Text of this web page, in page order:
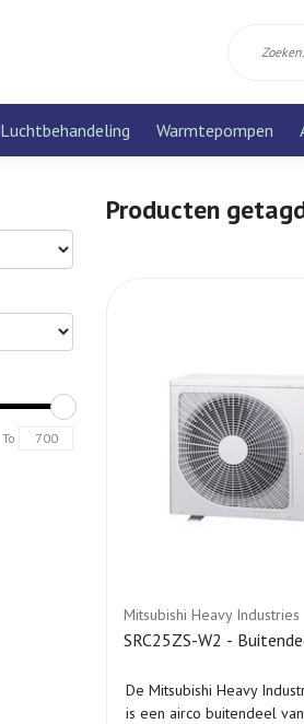
Luchtbehandeling Warmtepompen
To
Producten
Mitsubishi Heavy Industries
SRC25ZS-W2 -
De Mitsubishi Heavy
is een airco buitendeel